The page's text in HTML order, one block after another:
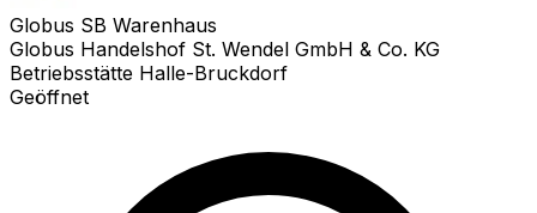
Globus SB Warenhaus
Globus Handelshof St. Wendel GmbH & Co. KG
Betriebsstätte Halle-Bruckdorf
Geöffnet